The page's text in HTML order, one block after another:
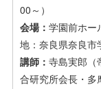
00～）
会場： 学園前ホー
地：奈良県奈良市
講師： 寺島実郎（
合研究所会長・多